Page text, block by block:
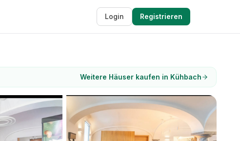
Login Registrieren
Weitere Häuser kaufen in Kühbach